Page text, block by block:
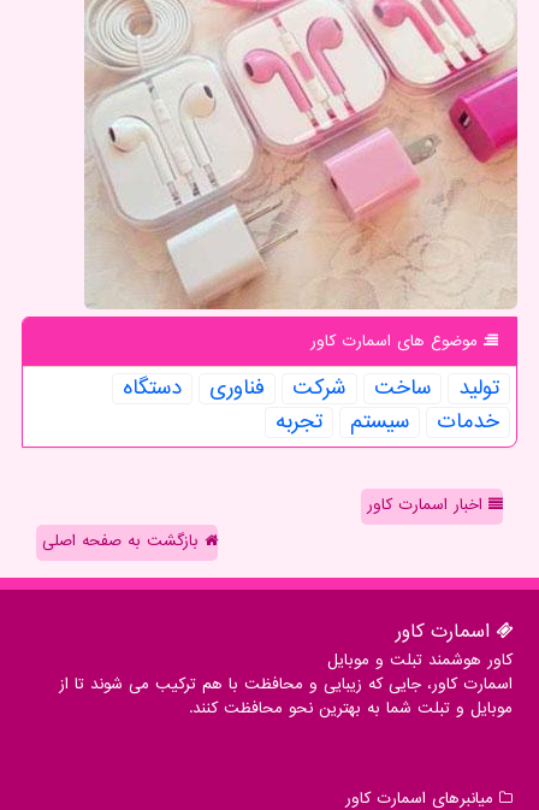
موضوع های اسمارت كاور
تولید ساخت شركت فناوری
دستگاه
خدمات
سیستم تجربه
اخبار اسمارت کاور
بازگشت به صفحه اصلی
اسمارت كاور
کاور هوشمند تبلت و موبایل
اسمارت کاور، جایی که زیبایی و محافظت با هم ترکیب می شوند تا از
موبایل و تبلت شما به بهترین نحو محافظت کنند.
میانبرهای اسمارت كاور